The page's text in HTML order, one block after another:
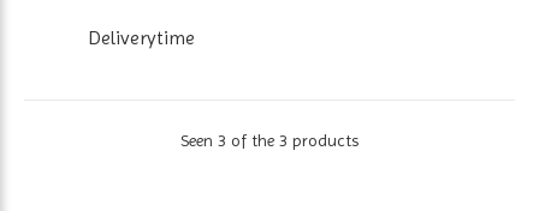
Deliverytime
Seen 3 of the 3 products